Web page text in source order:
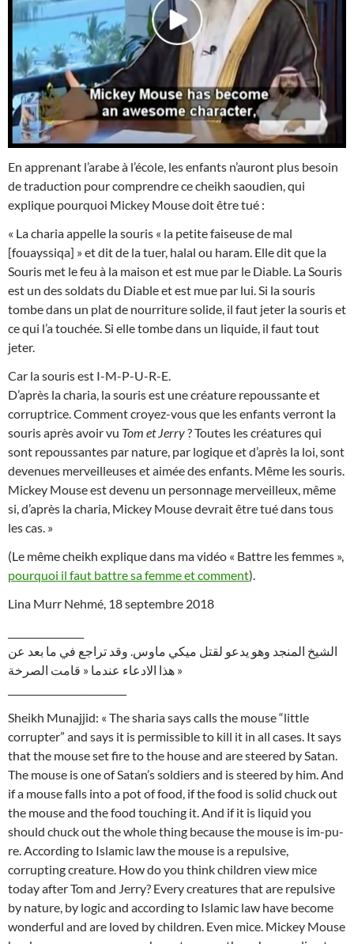
En apprenant l’arabe à l’école, les enfants n’auront plus besoin
de traduction pour comprendre ce cheikh saoudien, qui
explique pourquoi Mickey Mouse doit être tué :
« La charia appelle la souris « la petite faiseuse de mal
[fouayssiqa] » et dit de la tuer, halal ou haram. Elle dit que la
Souris met le feu à la maison et est mue par le Diable. La Souris
est un des soldats du Diable et est mue par lui. Si la souris
tombe dans un plat de nourriture solide, il faut jeter la souris et
ce qui l’a touchée. Si elle tombe dans un liquide, il faut tout
jeter.
Car la souris est I-M-P-U-R-E.
D’après la charia, la souris est une créature repoussante et
corruptrice. Comment croyez-vous que les enfants verront la
souris après avoir vu Tom et Jerry? Toutes les créatures qui
sont repoussantes par nature, par logique et d’après la loi, sont
devenues merveilleuses et aimée des enfants. Même les souris.
Mickey Mouse est devenu un personnage merveilleux, même
si, d’après la charia, Mickey Mouse devrait être tué dans tous
les cas. »
(Le même cheikh explique dans ma vidéo « Battre les femmes »,
pourquoi il faut battre sa femme et comment).
Lina Murr Nehmé, 18 septembre 2018
الشيخ المنجد وهو يدعو لقتل ميكي ماوس. وقد تراجع في ما بعد عن
هذا الادعاء عندما « قامت الصرخة »
Sheikh Munajjid: « The sharia says calls the mouse “little
corrupter” and says it is permissible to kill it in all cases. It says
that the mouse set fire to the house and are steered by Satan.
The mouse is one of Satan’s soldiers and is steered by him. And
if a mouse falls into a pot of food, if the food is solid chuck out
the mouse and the food touching it. And if it is liquid you
should chuck out the whole thing because the mouse is im-pu-
re. According to Islamic law the mouse is a repulsive,
corrupting creature. How do you think children view mice
today after Tom and Jerry? Every creatures that are repulsive
by nature, by logic and according to Islamic law have become
wonderful and are loved by children. Even mice. Mickey Mouse